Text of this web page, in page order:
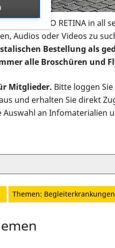
der PRO RETINA in
Audios oder Videos zu
Bestellung als
alle Broschüren und
Mitglieder. Bitte loggen
und erhalten Sie direkt
an Infomaterialien
Themen: Begleiterkrankungen